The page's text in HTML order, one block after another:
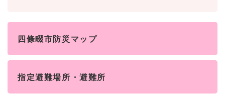
四條畷市防災マップ
指定避難場所・避難所